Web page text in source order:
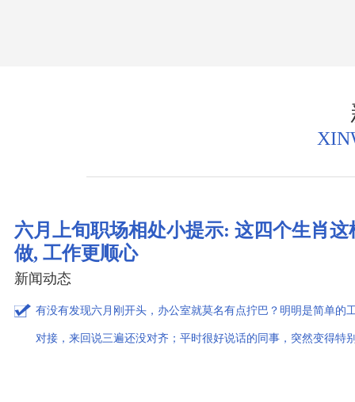
六月上旬职场相处小提示: 这四个生肖这
做, 工作更顺心
新闻动态
有没有发现六月刚开头，办公室就莫名有点拧巴？明明是简单的
对接，来回说三遍还没对齐；平时很好说话的同事，突然变得特